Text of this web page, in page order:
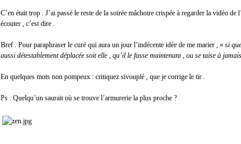
C’en était trop . J’ai passé le reste de la soirée mâchoire crispée à regarder la vidéo
écouter , c’est dire .
Bref . Pour paraphraser le curé qui aura un jour l’indécente idée de me marier , « si
aussi détestablement déplacée soit elle , qu’il le fasse maintenant , ou se taise à
En quelques mots non pompeux : critiquez sivouplé , que je corrige le tir .
Ps : Quelqu’un saurait où se trouve l’armurerie la plus proche ?